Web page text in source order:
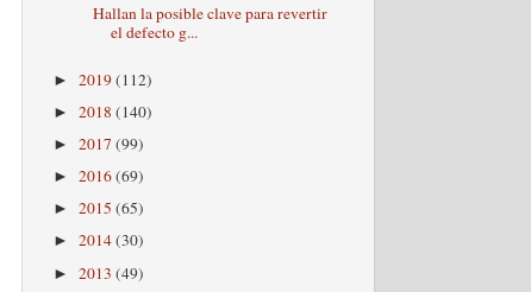
Hallan la posible clave para revertir
el defecto g...
► 2019(112)
► 2018 (140)
► 2017 (99)
► 2016(69)
► 2015 (65)
► 2014(30)
► 2013 (49)